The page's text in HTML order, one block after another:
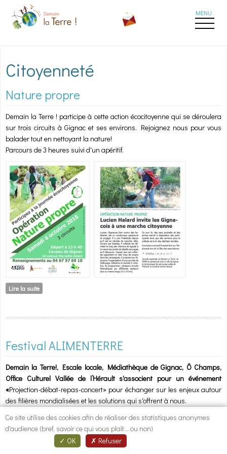
Aller au contenu principal
Citoyenneté
Nature propre
Demain la Terre ! participe à cette action écocitoyenne qui se déroulera
sur trois circuits à Gignac et ses environs. Rejoignez nous pour vous
balader tout en nettoyant la nature!
Parcours de 3 heures suivi d'un apéritif.
Lire la suite
Festival ALIMENTERRE
Demain la Terre!, Escale locale, Médiathèque de Gignac, Ô Champs,
Office Culturel Vallée de l’Hérault s'associent pour un événement
«Projection-débat-repas-concert» pour échanger sur les enjeux autour
des filières mondialisées et les solutions qui s'offrent à nous.
Ce site utilise des cookies afin de réaliser des statistiques anonymes
d'audience (bref, savoir ce qui vous plaît... ou non)
OK
Refuser